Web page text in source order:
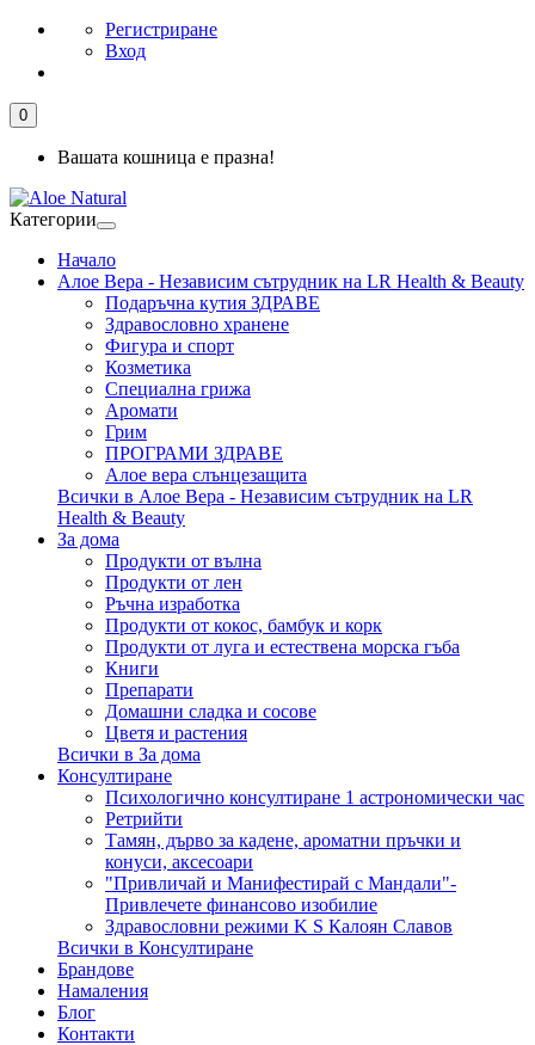
Регистриране
Вход
0
Вашата кошница е празна!
Категории
Начало
Алое Вера - Независим сътрудник на LR Health & Beauty
Подаръчна кутия ЗДРАВЕ
Здравословно хранене
Фигура и спорт
Козметика
Специална грижа
Аромати
Грим
ПРОГРАМИ ЗДРАВЕ
Алое вера слънцезащита
Всички в Алое Вера - Независим сътрудник на LR
Health & Beauty
За дома
Продукти от вълна
Продукти от лен
Ръчна изработка
Продукти от кокос, бамбук и корк
Продукти от луга и естествена морска гъба
Книги
Препарати
Домашни сладка и сосове
Цветя и растения
Всички в За дома
Консултиране
Психологично консултиране 1 астрономически час
Ретрийти
Тамян, дърво за кадене, ароматни пръчки и
конуси, аксесоари
"Привличай и Манифестирай с Мандали"-
Привлечете финансово изобилие
Здравословни режими K S Калоян Славов
Всички в Консултиране
Брандове
Намаления
Блог
Контакти